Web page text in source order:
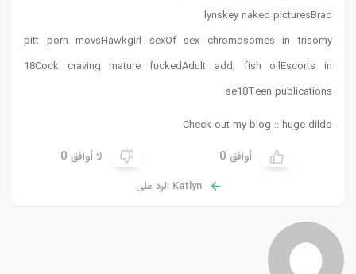
lynskey naked picturesBrad
pitt porn movsHawkgirl sexOf sex chromosomes in trisomy
18Cock craving mature fuckedAdult add, fish oilEscorts in
se18Teen publications
Check out my blog ::huge dildo
أوافق 0 لا أوافق 0
Katlyn الرد على